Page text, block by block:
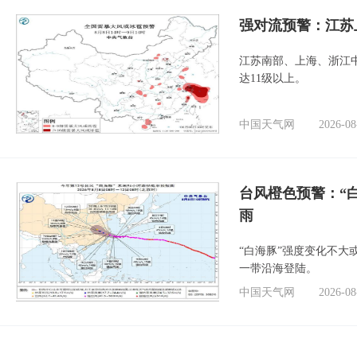
强对流预警：江
江苏南部、上海、浙江
达11级以上。
中国天气网 2026-
台风橙色预警：“
雨
“白海豚”强度变化不大
一带沿海登陆。
中国天气网
2026-